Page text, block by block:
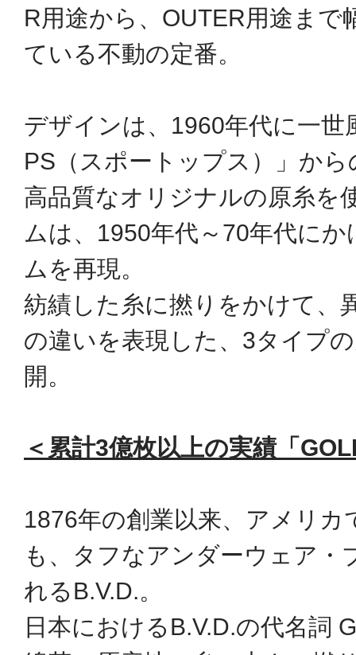
R用途から、OUTER用途まで
ている不動の定番。
デザインは、1960年代に一世
PS（スポートップス）」から
高品質なオリジナルの原糸を
ムは、1950年代～70年代に
ムを再現。
紡績した糸に撚りをかけて、
の違いを表現した、3タイプ
開。
＜累計3億枚以上の実績「
1876年の創業以来、アメリカ
も、タフなアンダーウェア・
れるB.V.D.。
日本におけるB.V.D.の代名詞